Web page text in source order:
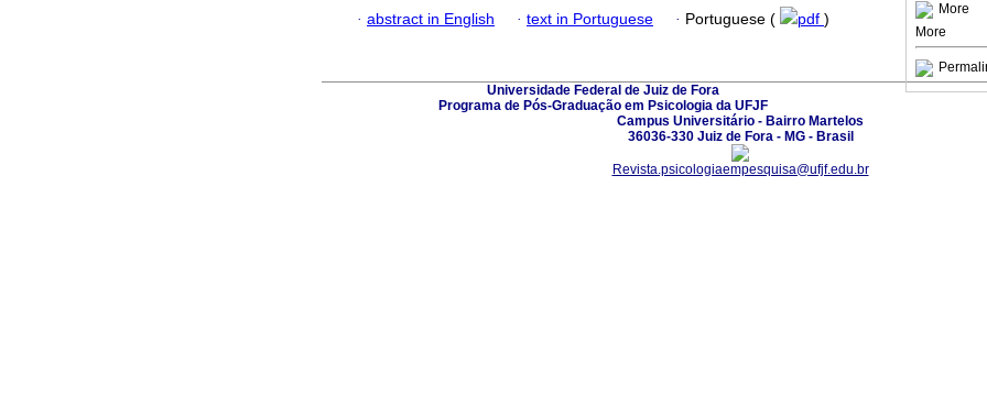
More
More
· abstract in English · text in Portuguese · Portuguese ( pdf )
Universidade Federal de Juiz de Fora
Programa de Pós-Graduação em Psicologia da UFJF
Campus Universitário - Bairro Martelos
36036-330 Juiz de Fora - MG - Brasil
Revista.psicologiaempesquisa@ufjf.edu.br